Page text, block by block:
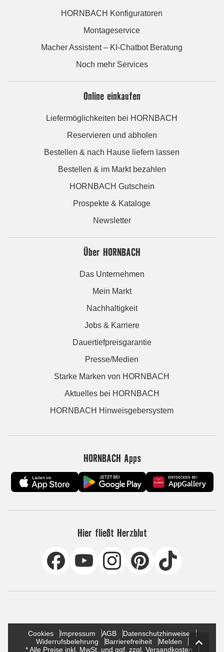
HORNBACH Konfiguratoren
Montageservice
Macher Assistent – KI-Chatbot Beratung
Noch mehr Services
Online einkaufen
Liefermöglichkeiten bei HORNBACH
Reservieren und abholen
Bestellen & nach Hause liefern lassen
Bestellen & im Markt bezahlen
HORNBACH Gutschein
Prospekte & Kataloge
Newsletter
Über HORNBACH
Das Unternehmen
Mein Markt
Nachhaltigkeit
Jobs & Karriere
Dauertiefpreisgarantie
Presse/Medien
Starke Marken von HORNBACH
Aktuelles bei HORNBACH
HORNBACH Hinweisgebersystem
HORNBACH Apps
Hier fließt Herzblut
Cookies Impressum AGB
Datenschutzhinweise
Widerrufsbelehrung
Barrierefreiheit
Melden
* Alle Preise inkl. MwSt. und ggf. zzgl. Versandkosten